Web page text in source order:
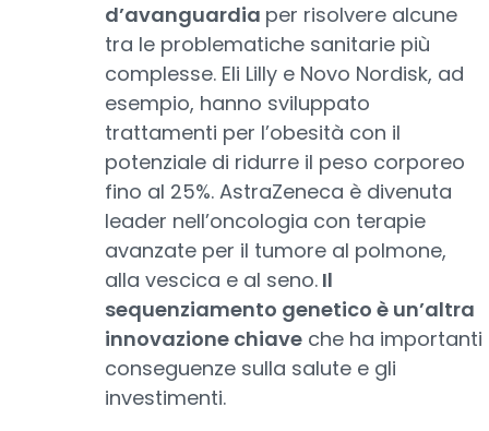
d’avanguardia per risolvere alcune
tra le problematiche sanitarie più
complesse. Eli Lilly e Novo Nordisk, ad
esempio, hanno sviluppato
trattamenti per l’obesità con il
potenziale di ridurre il peso corporeo
fino al 25%. AstraZeneca è divenuta
leader nell’oncologia con terapie
avanzate per il tumore al polmone,
alla vescica e al seno. Il
sequenziamento genetico è un’altra
innovazione chiave che ha importanti
conseguenze sulla salute e gli
investimenti.